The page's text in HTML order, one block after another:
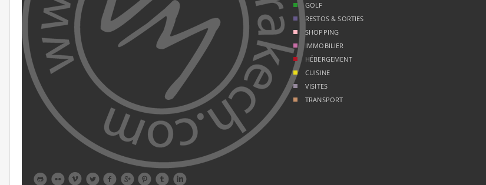
        
GOLF
RESTOS & SORTIES
SHOPPING
IMMOBILIER
HÉBERGEMENT
CUISINE
VISITES
TRANSPORT